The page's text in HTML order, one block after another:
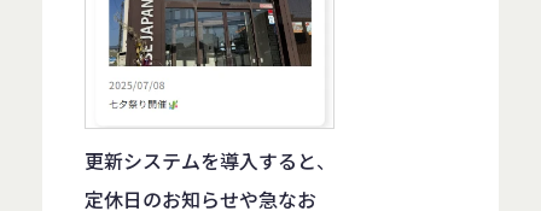
更新システムを導入すると、
定休日のお知らせや急なお